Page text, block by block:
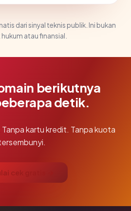
dari sinyal teknis publik. Ini bukan
atau finansial.
berikutnya
detik.
kartu kredit. Tanpa kuota
cek gratis →